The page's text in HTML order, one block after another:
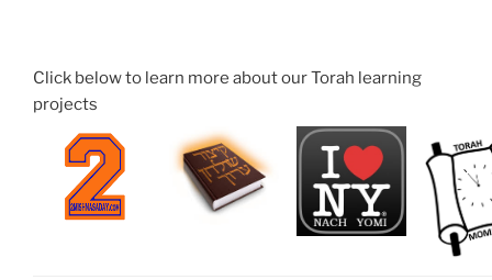
Click below to learn more about our Torah learning
projects